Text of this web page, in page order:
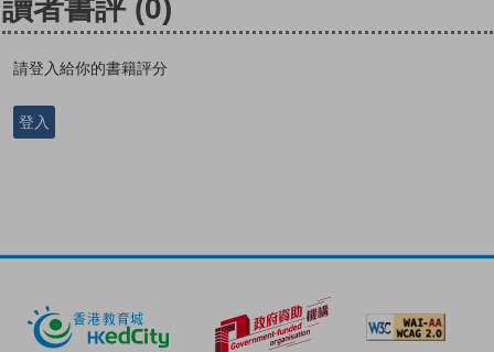
讀者書評 (0)
請登入給你的書籍評分
登入